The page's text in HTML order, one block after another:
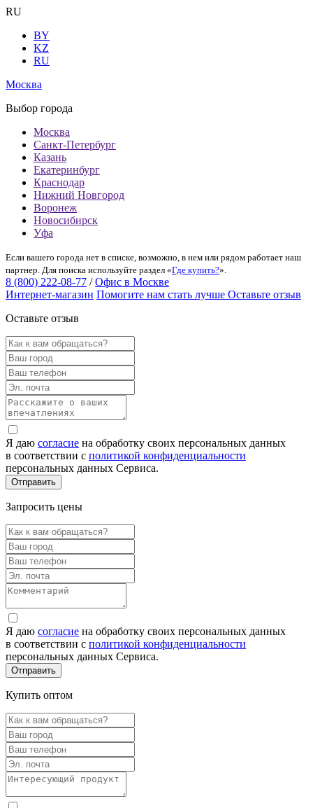
RU
BY
KZ
RU
Москва
Выбор города
Москва
Санкт-Петербург
Казань
Екатеринбург
Краснодар
Нижний Новгород
Воронеж
Новосибирск
Уфа
Если вашего города нет в списке, возможно, в нем или рядом работает наш
партнер. Для поиска используйте раздел «Где купить?».
8 (800) 222-08-77 / Офис в Москве
Интернет-магазин Помогите нам стать лучше Оставьте отзыв
Оставьте отзыв
Я даю согласие на обработку своих персональных данных
в соответствии с политикой конфиденциальности
персональных данных Сервиса.
Запросить цены
Я даю согласие на обработку своих персональных данных
в соответствии с политикой конфиденциальности
персональных данных Сервиса.
Купить оптом